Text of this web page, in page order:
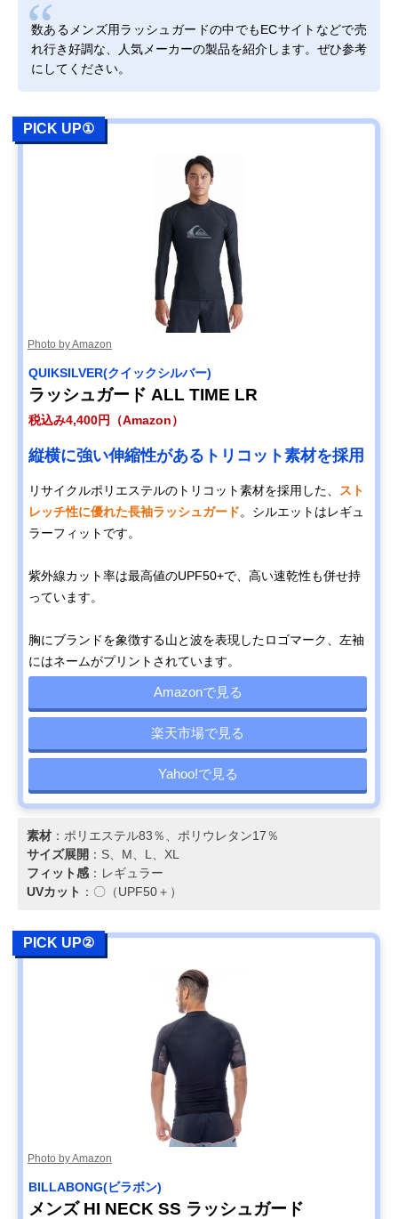
数あるメンズ用ラッシュガードの中でもECサイトなどで売
れ行き好調な、人気メーカーの製品を紹介します。ぜひ参考
にしてください。
PICK UP①
Photo by Amazon
QUIKSILVER(クイックシルバー)
ラッシュガード ALL TIME LR
税込み4,400円（Amazon）
縦横に強い伸縮性があるトリコット素材を採用
リサイクルポリエステルのトリコット素材を採用した、
スト
レッチ性に優れた長袖ラッシュガード。シルエットはレギュ
ラーフィットです。
紫外線カット率は最高値のUPF50+で、高い速乾性も併せ持
っています。
胸にブランドを象徴する山と波を表現したロゴマーク、左袖
にはネームがプリントされています。
Amazonで見る
楽天市場で見る
Yahoo!で見る
素材 ：ポリエステル83％、ポリウレタン17％
サイズ展開 ：S、M、L、XL
フィット感 ：レギュラー
UVカット ：〇（UPF50＋）
PICK UP②
Photo by Amazon
BILLABONG(ビラボン)
メンズ HI NECK SS ラッシュガード